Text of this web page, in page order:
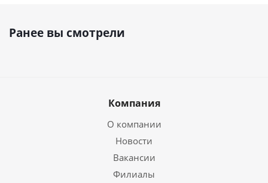
Ранее вы смотрели
Компания
О компании
Новости
Вакансии
Филиалы